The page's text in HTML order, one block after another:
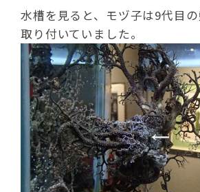
水槽を見ると、モヅ子は9代目
取り付いていました。